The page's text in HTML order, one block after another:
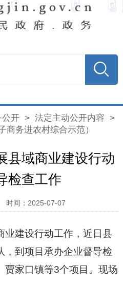
公开> 法定主动公开内容 >
商务进农村综合示范）
县域商业建设行动
检查工作
时间：2025-07-07
业建设行动工作，近日县
，到项目承办企业督导检
贾家口镇等3个项目。现场